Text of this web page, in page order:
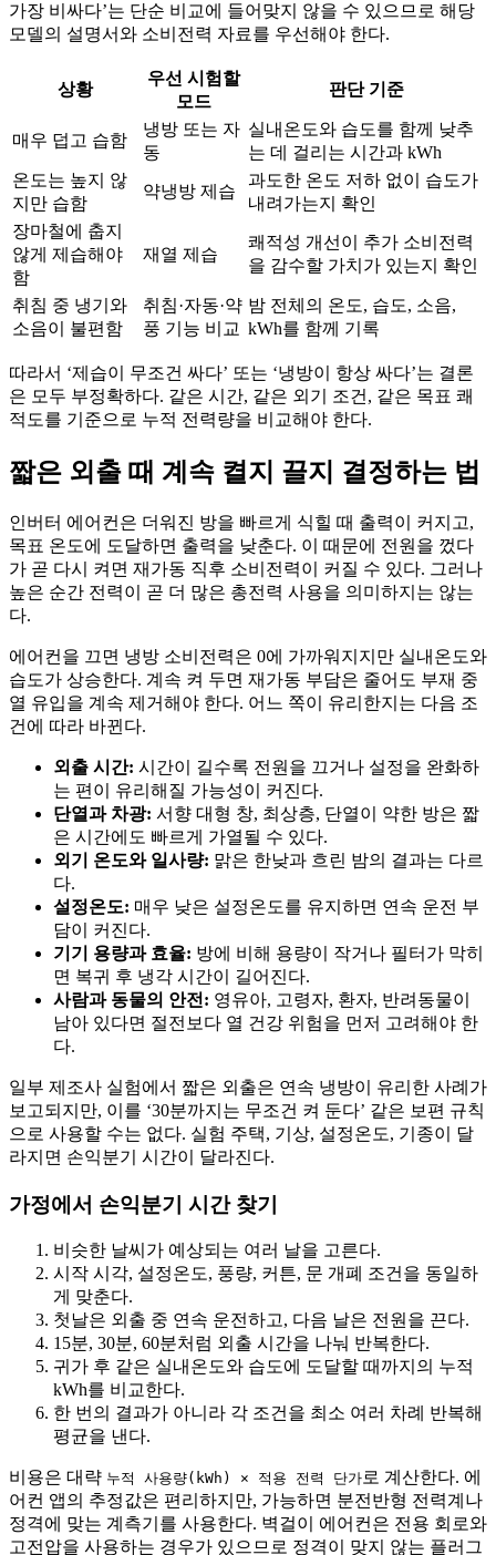
가장 비싸다’는 단순 비교에 들어맞지 않을 수 있으므로 해당
모델의 설명서와 소비전력 자료를 우선해야 한다.
상황
우선 시험할
모드
판단 기준
매우 덥고 습함
냉방 또는 자
동
실내온도와 습도를 함께 낮추
는 데 걸리는 시간과 kWh
온도는 높지 않
지만 습함
약냉방 제습
과도한 온도 저하 없이 습도가
내려가는지 확인
장마철에 춥지
않게 제습해야
함
재열 제습
쾌적성 개선이 추가 소비전력
을 감수할 가치가 있는지 확인
취침 중 냉기와
소음이 불편함
취침·자동·약
풍 기능 비교
밤 전체의 온도, 습도, 소음,
kWh를 함께 기록
따라서 ‘제습이 무조건 싸다’ 또는 ‘냉방이 항상 싸다’는 결론
은 모두 부정확하다. 같은 시간, 같은 외기 조건, 같은 목표 쾌
적도를 기준으로 누적 전력량을 비교해야 한다.
짧은 외출 때 계속 켤지 끌지 결정하는 법
인버터 에어컨은 더워진 방을 빠르게 식힐 때 출력이 커지고,
목표 온도에 도달하면 출력을 낮춘다. 이 때문에 전원을 껐다
가 곧 다시 켜면 재가동 직후 소비전력이 커질 수 있다. 그러나
높은 순간 전력이 곧 더 많은 총전력 사용을 의미하지는 않는
다.
에어컨을 끄면 냉방 소비전력은 0에 가까워지지만 실내온도와
습도가 상승한다. 계속 켜 두면 재가동 부담은 줄어도 부재 중
열 유입을 계속 제거해야 한다. 어느 쪽이 유리한지는 다음 조
건에 따라 바뀐다.
외출 시간: 시간이 길수록 전원을 끄거나 설정을 완화하
는 편이 유리해질 가능성이 커진다.
단열과 차광: 서향 대형 창, 최상층, 단열이 약한 방은 짧
은 시간에도 빠르게 가열될 수 있다.
외기 온도와 일사량: 맑은 한낮과 흐린 밤의 결과는 다르
다.
설정온도: 매우 낮은 설정온도를 유지하면 연속 운전 부
담이 커진다.
기기 용량과 효율: 방에 비해 용량이 작거나 필터가 막히
면 복귀 후 냉각 시간이 길어진다.
사람과 동물의 안전: 영유아, 고령자, 환자, 반려동물이
남아 있다면 절전보다 열 건강 위험을 먼저 고려해야 한
다.
일부 제조사 실험에서 짧은 외출은 연속 냉방이 유리한 사례가
보고되지만, 이를 ‘30분까지는 무조건 켜 둔다’ 같은 보편 규칙
으로 사용할 수는 없다. 실험 주택, 기상, 설정온도, 기종이 달
라지면 손익분기 시간이 달라진다.
가정에서 손익분기 시간 찾기
비슷한 날씨가 예상되는 여러 날을 고른다.
시작 시각, 설정온도, 풍량, 커튼, 문 개폐 조건을 동일하
게 맞춘다.
첫날은 외출 중 연속 운전하고, 다음 날은 전원을 끈다.
15분, 30분, 60분처럼 외출 시간을 나눠 반복한다.
귀가 후 같은 실내온도와 습도에 도달할 때까지의 누적
kWh를 비교한다.
한 번의 결과가 아니라 각 조건을 최소 여러 차례 반복해
평균을 낸다.
비용은 대략 누적 사용량(kWh) × 적용 전력 단가로 계산한다. 에
어컨 앱의 추정값은 편리하지만, 가능하면 분전반형 전력계나
정격에 맞는 계측기를 사용한다. 벽걸이 에어컨은 전용 회로와
고전압을 사용하는 경우가 있으므로 정격이 맞지 않는 플러그